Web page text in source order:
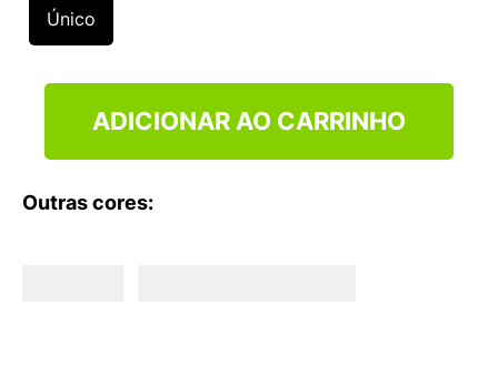
Único
ADICIONAR AO CARRINHO
Outras cores:
º
NEW 530
10º VEJA COUNTRY